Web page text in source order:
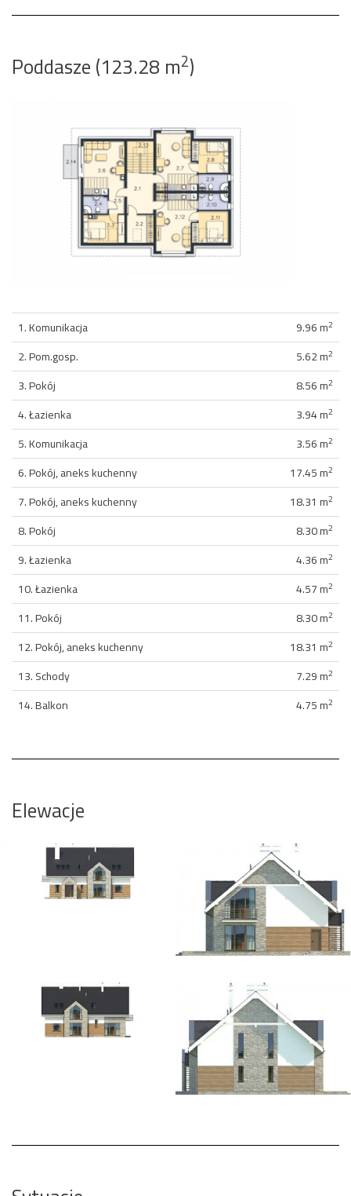
Poddasze (123.28 m2)
1. Komunikacja 9.96 m2
2. Pom.gosp. 5.62 m2
3. Pokój 8.56 m2
4. Łazienka 3.94 m2
5. Komunikacja 3.56 m2
6. Pokój, aneks kuchenny 17.45 m2
7. Pokój, aneks kuchenny 18.31 m2
8. Pokój 8.30 m2
9. Łazienka 4.36 m2
10. Łazienka 4.57 m2
11. Pokój 8.30 m2
12. Pokój, aneks kuchenny 18.31 m2
13. Schody 7.29 m2
14. Balkon 4.75 m2
Elewacje